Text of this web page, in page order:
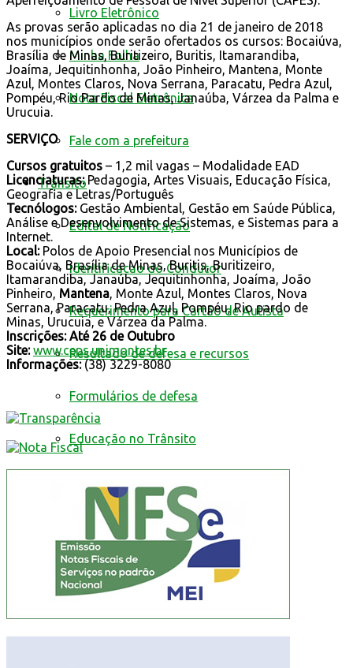
Livro Eletrônico
Minha Folha
Nota Fiscal Eletrônica
Fale com a prefeitura
Trânsito
Edital de Notificação
Identificacao do Condutor
Requerimento para Cartão de Autista
Resultado de defesa e recursos
Formulários de defesa
Educação no Trânsito
As provas serão aplicadas no dia 21 de janeiro de 2018
nos municípios onde serão ofertados os cursos: Bocaiúva,
Brasília de Minas, Buritizeiro, Buritis, Itamarandiba,
Joaíma, Jequitinhonha, João Pinheiro, Mantena, Monte
Azul, Montes Claros, Nova Serrana, Paracatu, Pedra Azul,
Pompéu, Rio Pardo de Minas, Janaúba, Várzea da Palma e
Urucuia.
SERVIÇO
Cursos gratuitos – 1,2 mil vagas – Modalidade EAD
Licenciaturas:Pedagogia, Artes Visuais, Educação Física,
Geografia e Letras/Português
Tecnólogos:Gestão Ambiental, Gestão em Saúde Pública,
Análise e Desenvolvimento de Sistemas, e Sistemas para a
Internet.
Local:Polos de Apoio Presencial nos Municípios de
Bocaiúva, Brasília de Minas, Buritis, Buritizeiro,
Itamarandiba, Janaúba, Jequitinhonha, Joaíma, João
Pinheiro, Mantena, Monte Azul, Montes Claros, Nova
Serrana, Paracatu, Pedra Azul, Pompéu, Rio pardo de
Minas, Urucuia, e Várzea da Palma.
Inscrições: Até 26 de Outubro
Site: www.ceps.unimontes.br
Informações:(38) 3229-8080